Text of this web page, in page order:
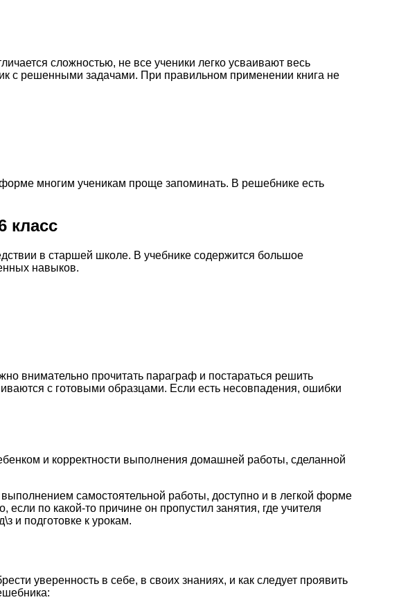
сложностью, не все ученики легко усваивают весь
с решенными задачами. При правильном применении книга не
многим ученикам проще запоминать. В решебнике есть
класс
в старшей школе. В учебнике содержится большое
навыков.
внимательно прочитать параграф и постараться решить
с готовыми образцами. Если есть несовпадения, ошибки
и корректности выполнения домашней работы, сделанной
самостоятельной работы, доступно и в легкой форме
по какой-то причине он пропустил занятия, где учителя
и подготовке к урокам.
уверенность в себе, в своих знаниях, и как следует проявить